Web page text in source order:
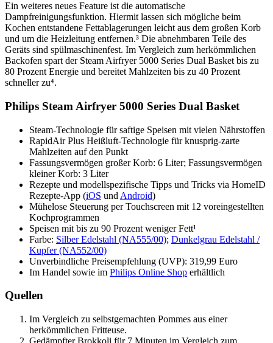
Ein weiteres neues Feature ist die automatische
Dampfreinigungsfunktion. Hiermit lassen sich mögliche beim
Kochen entstandene Fettablagerungen leicht aus dem großen Korb
und um die Heizleitung entfernen.³ Die abnehmbaren Teile des
Geräts sind spülmaschinenfest. Im Vergleich zum herkömmlichen
Backofen spart der Steam Airfryer 5000 Series Dual Basket bis zu
80 Prozent Energie und bereitet Mahlzeiten bis zu 40 Prozent
schneller zu⁴.
Philips Steam Airfryer 5000 Series Dual Basket
Steam-Technologie für saftige Speisen mit vielen Nährstoffen
RapidAir Plus Heißluft-Technologie für knusprig-zarte
Mahlzeiten auf den Punkt
Fassungsvermögen großer Korb: 6 Liter; Fassungsvermögen
kleiner Korb: 3 Liter
Rezepte und modellspezifische Tipps und Tricks via HomeID
Rezepte-App (iOS und Android)
Mühelose Steuerung per Touchscreen mit 12 voreingestellten
Kochprogrammen
Speisen mit bis zu 90 Prozent weniger Fett¹
Farbe: Silber Edelstahl (NA555/00); Dunkelgrau Edelstahl /
Kupfer (NA552/00)
Unverbindliche Preisempfehlung (UVP): 319,99 Euro
Im Handel sowie im Philips Online Shop erhältlich
Quellen
Im Vergleich zu selbstgemachten Pommes aus einer
herkömmlichen Fritteuse.